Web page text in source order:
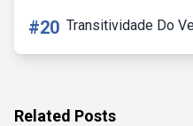
#20 Transitividade Do
Related Posts